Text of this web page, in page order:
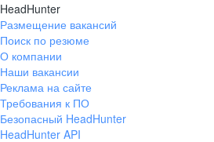
HeadHunter
Размещение вакансий
Поиск по резюме
О компании
Наши вакансии
Реклама на сайте
Требования к ПО
Безопасный HeadHunter
HeadHunter API